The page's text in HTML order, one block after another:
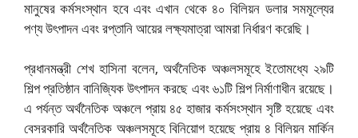
মানুষের কর্মসংস্থান হবে এবং এখান থেকে ৪০ বিলিয়ন ডলার সমমূল্যের
পণ্য উৎপাদন এবং রপ্তানি আয়ের লক্ষ্যমাত্রা আমরা নির্ধারণ করেছি।
প্রধানমন্ত্রী শেখ হাসিনা বলেন, অর্থনৈতিক অঞ্চলসমূহে ইতোমধ্যে ২৯টি
শিল্প প্রতিষ্ঠান বানিজ্যিক উৎপাদন করছে এবং ৬১টি শিল্প নির্মাণাধীন রয়েছে।
এ পর্যন্ত অর্থনৈতিক অঞ্চলে প্রায় ৪৫ হাজার কর্মসংস্থান সৃষ্টি হয়েছে এবং
বেসরকারি অর্থনৈতিক অঞ্চলসমূহে বিনিয়োগ হয়েছে প্রায় ৪ বিলিয়ন মার্কিন